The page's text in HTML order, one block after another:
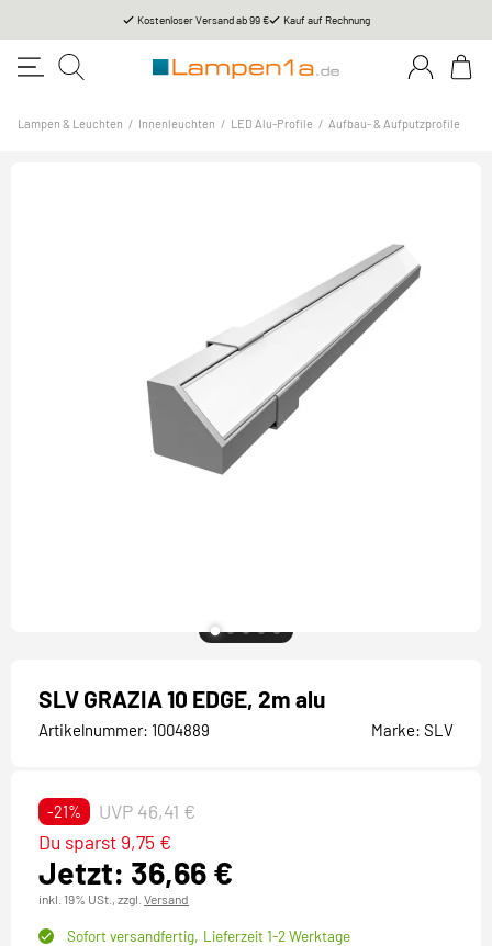
Kostenloser Versand ab 99 € Kauf auf Rechnung
Lampen & Leuchten / Innenleuchten / LED Alu-Profile / Aufbau- & Aufputzprofile
SLV GRAZIA 10 EDGE, 2m alu
Artikelnummer: 1004889 Marke: SLV
-21% UVP 46,41 €
Jetzt: 36,66 €
Du sparst 9,75 €
inkl. 19% USt., zzgl. Versand
Sofort versandfertig, Lieferzeit 1-2 Werktage